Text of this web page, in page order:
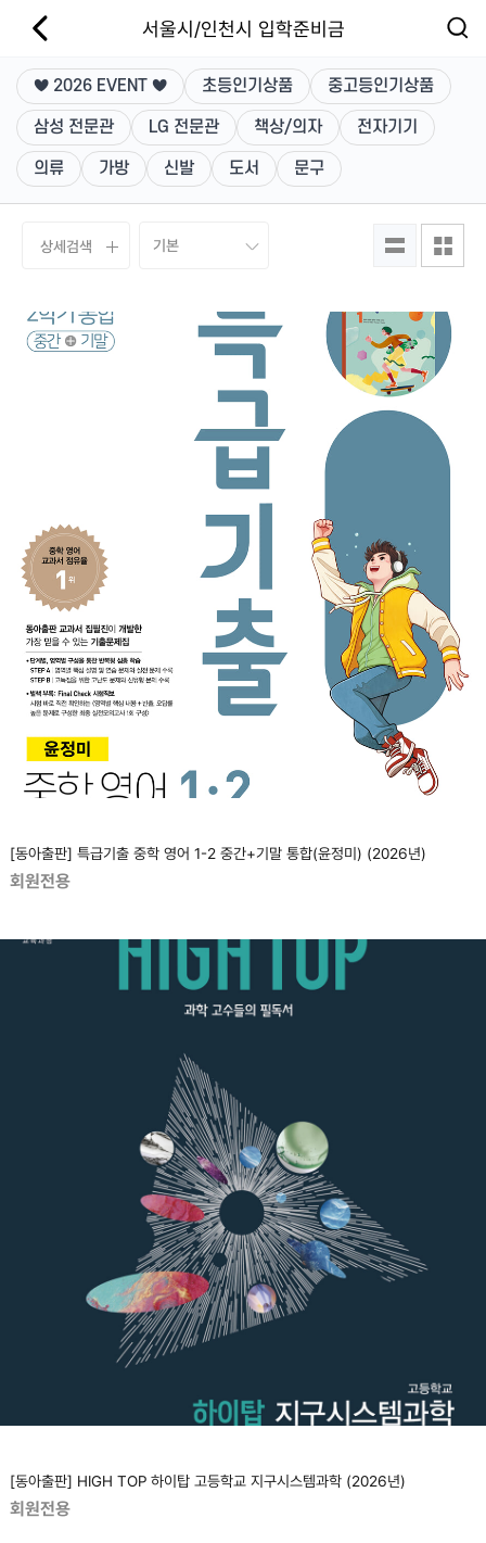
서울시/인천시 입학준비금
♥ 2026 EVENT ♥ 초등인기상품 중고등인기상품
삼성 전문관 LG 전문관 책상/의자 전자기기
의류 가방 신발 도서 문구
상세검색
[동아출판] 특급기출 중학 영어 1-2 중간+기말 통합(윤정미) (2026년)
회원전용
[동아출판] HIGH TOP 하이탑 고등학교 지구시스템과학 (2026년)
회원전용